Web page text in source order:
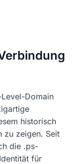
Domain
historisch
zu zeigen. Seit
die .ps-
für